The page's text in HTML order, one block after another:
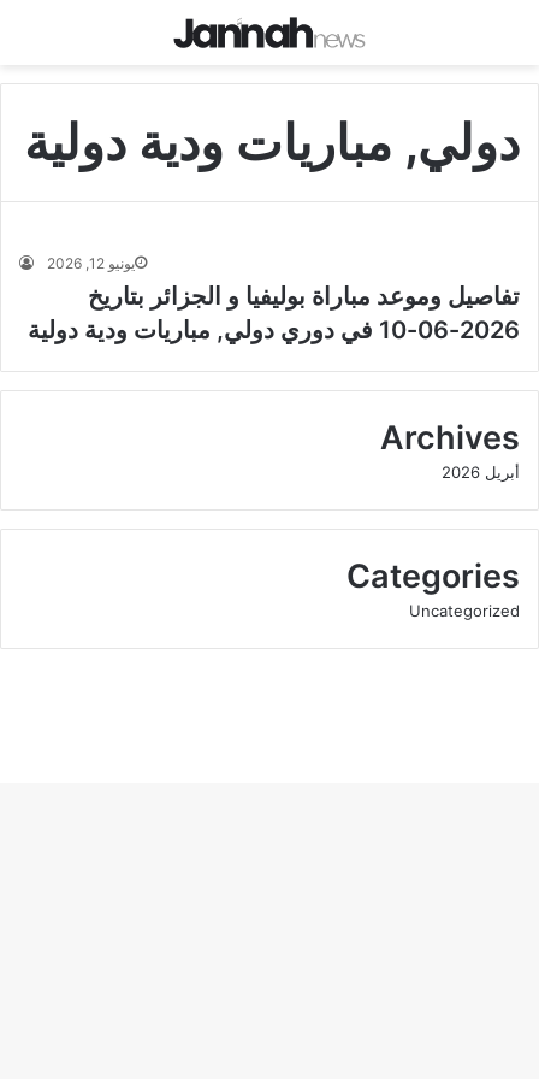
دولي, مباريات ودية دولية
يونيو 12, 2026
تفاصيل وموعد مباراة بوليفيا و الجزائر بتاريخ
2026-06-10 في دوري دولي, مباريات ودية دولية
Archives
أبريل 2026
Categories
Uncategorized